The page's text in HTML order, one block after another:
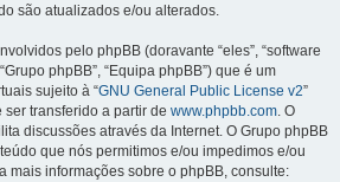
são atualizados e/ou alterados.
pelo phpBB (doravante “eles”, “software
phpBB”, “Equipa phpBB”) que é um
sujeito à “GNU General Public License v2”
ser transferido a partir de www.phpbb.com. O
discussões através da Internet. O Grupo phpBB
que nós permitimos e/ou impedimos e/ou
mais informações sobre o phpBB, consulte: